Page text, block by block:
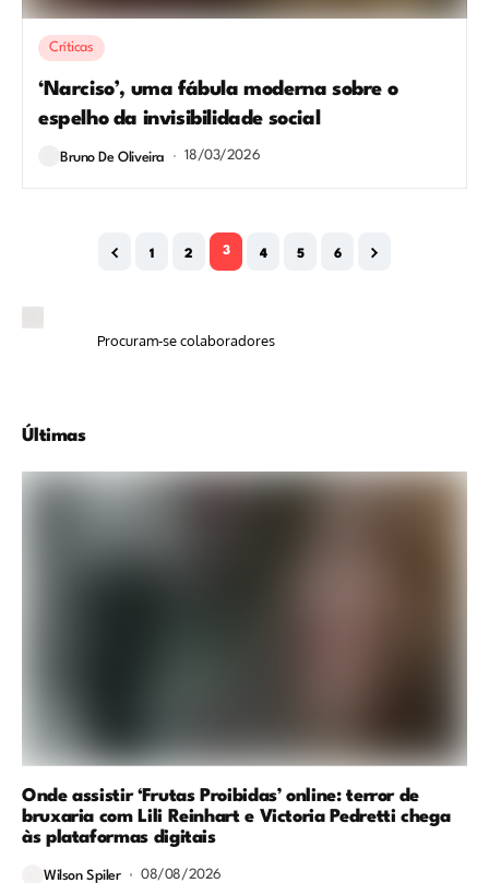
Críticas
‘Narciso’, uma fábula moderna sobre o
espelho da invisibilidade social
Bruno De Oliveira 18/03/2026
1 2 3 4 5 6
Procuram-se colaboradores
Últimas
Onde assistir ‘Frutas Proibidas’ online: terror de
bruxaria com Lili Reinhart e Victoria Pedretti chega
às plataformas digitais
Wilson Spiler 08/08/2026